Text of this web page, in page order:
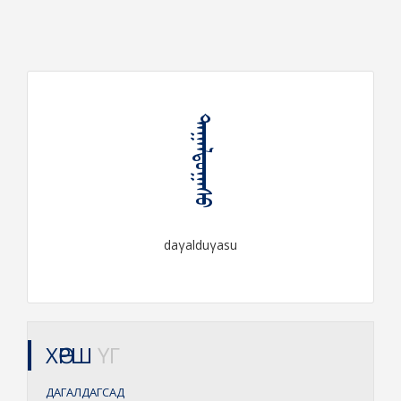
ᠳᠠᠭᠠᠯᠳᠤᠭᠠᠰᠤ
daγalduγasu
ХӨРШ ҮГ
ДАГАЛДАГСАД